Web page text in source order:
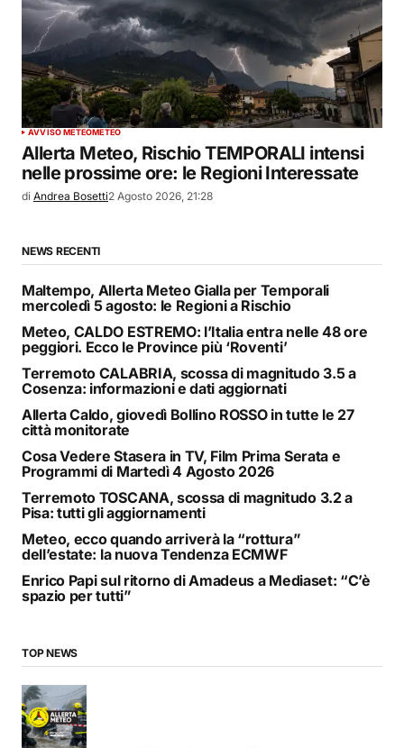
AVVISO METEOMETEO
Allerta Meteo, Rischio TEMPORALI intensi
nelle prossime ore: le Regioni Interessate
di Andrea Bosetti2 Agosto 2026, 21:28
NEWS RECENTI
Maltempo, Allerta Meteo Gialla per Temporali
mercoledì 5 agosto: le Regioni a Rischio
Meteo, CALDO ESTREMO: l’Italia entra nelle 48 ore
peggiori. Ecco le Province più ‘Roventi’
Terremoto CALABRIA, scossa di magnitudo 3.5 a
Cosenza: informazioni e dati aggiornati
Allerta Caldo, giovedì Bollino ROSSO in tutte le 27
città monitorate
Cosa Vedere Stasera in TV, Film Prima Serata e
Programmi di Martedì 4 Agosto 2026
Terremoto TOSCANA, scossa di magnitudo 3.2 a
Pisa: tutti gli aggiornamenti
Meteo, ecco quando arriverà la “rottura”
dell’estate: la nuova Tendenza ECMWF
Enrico Papi sul ritorno di Amadeus a Mediaset: “C’è
spazio per tutti”
TOP NEWS